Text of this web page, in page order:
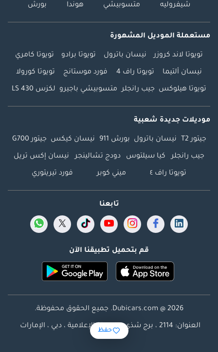
حفظ
شيفروليه متسوبيشي هوندا بورش
مستعملة الموديل المشهورة
تويوتا لاند كروزر نيسان باترول تويوتا برادو تويوتا كامري
نيسان ألتيما تويوتا راف 4 فورد موستانج تويوتا كورولا
تويوتا هيلوكس جيب رانجلر متسوبيشي باجيرو لكزس LS 430
موديلات جديدة شعبية
جيتور T2 نيسان باترول بورش 911 نيسان كيكس جيتور G700
جيب رانجلر كيا سيلتوس دودج تشالينجر نيسان إكس تريل
تويوتا راف ٤ ميني كوبر فورد تيريتوري
تابعنا
قم بتحميل تطبيقنا الآن
Dubicars.com @ 2026. جميع الحقوق محفوظة.
العنوان: 2114 ، برج شذى ، المدينة الإعلامية ، دبي ، الإمارات